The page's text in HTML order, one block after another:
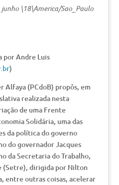
\18\America/Sao_Paulo
por Andre Luis
)
Alfaya (PCdoB) propôs, em
realizada nesta
de uma Frente
Solidária, uma das
da política do governo
do governador Jacques
da Secretaria do Trabalho,
(Setre), dirigida por Nilton
entre outras coisas, acelerar